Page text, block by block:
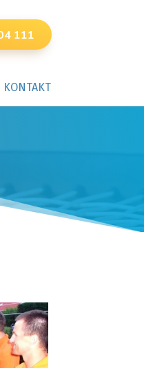
111
KONTAKT